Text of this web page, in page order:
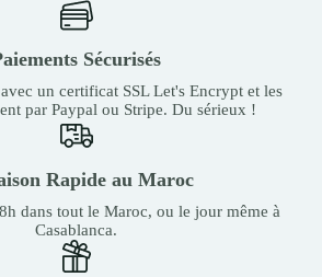
Sécurisés
un certificat SSL Let's Encrypt et les
par Paypal ou Stripe. Du sérieux !
Rapide au Maroc
dans tout le Maroc, ou le jour même à
Casablanca.